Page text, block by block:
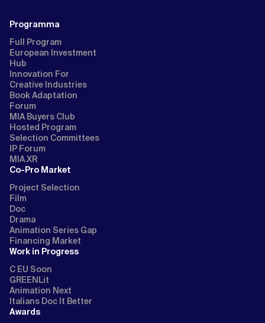
Programma
Full Program
European Investment
Hub
Innovation For
Creative Industries
Book Adaptation
Forum
MIA Buyers Club
Hosted Program
Selection Committees
IP Forum
MIA XR
Co-Pro Market
Project Selection
Film
Doc
Drama
Animation Series Gap
Financing Market
Work in Progress
C EU Soon
GREENLit
Animation Next
Italians Doc It Better
Awards